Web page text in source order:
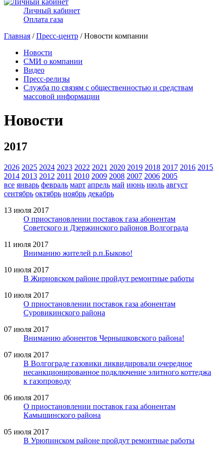
Личный кабинет
Оплата газа
Главная /Пресс-центр / Новости компании
Новости
СМИ о компании
Видео
Пресс-релизы
Служба по связям с общественностью и средствам
массовой информации
Новости
2017
2026 2025 2024 2023 2022 2021 2020 2019 2018 2017 2016 2015
2014 2013 2012 2011 2010 2009 2008 2007 2006 2005
все январь февраль март апрель май июнь июль август
сентябрь октябрь ноябрь декабрь
13 июля 2017
О приостановлении поставок газа абонентам
Советского и Дзержинского районов Волгограда
11 июля 2017
Вниманию жителей р.п.Быково!
10 июля 2017
В Жирновском районе пройдут ремонтные работы
10 июля 2017
О приостановлении поставок газа абонентам
Суровикинского района
07 июля 2017
Вниманию абонентов Чернышковского района!
07 июля 2017
В Волгограде газовики ликвидировали очередное
несанкционированное подключение элитного коттеджа
к газопроводу
06 июля 2017
О приостановлении поставок газа абонентам
Камышинского района
05 июля 2017
В Урюпинском районе пройдут ремонтные работы